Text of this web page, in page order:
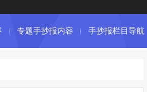
专题手抄报内容 手抄报栏目导航